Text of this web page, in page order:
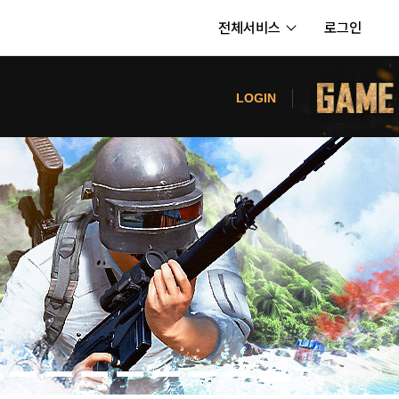
전체서비스 로그인
내정보
보안센터
고객센터
공지사항
카카오게임즈 PC방
게임코인
게임시간선택제
청
LOGIN